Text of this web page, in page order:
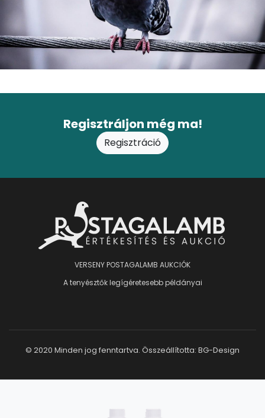
Regisztráljon még ma!
Regisztráció
VERSENY POSTAGALAMB AUKCIÓK
A tenyésztők legígéretesebb példányai
© 2020 Minden jog fenntartva. Összeállította: BG-Design